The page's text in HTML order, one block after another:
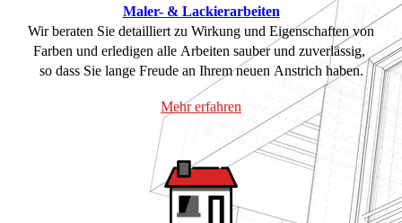
Maler- & Lackierarbeiten
Wir beraten Sie detailliert zu Wirkung und Eigenschaften von
Farben und erledigen alle Arbeiten sauber und zuverlässig,
so dass Sie lange Freude an Ihrem neuen Anstrich haben.
Mehr erfahren